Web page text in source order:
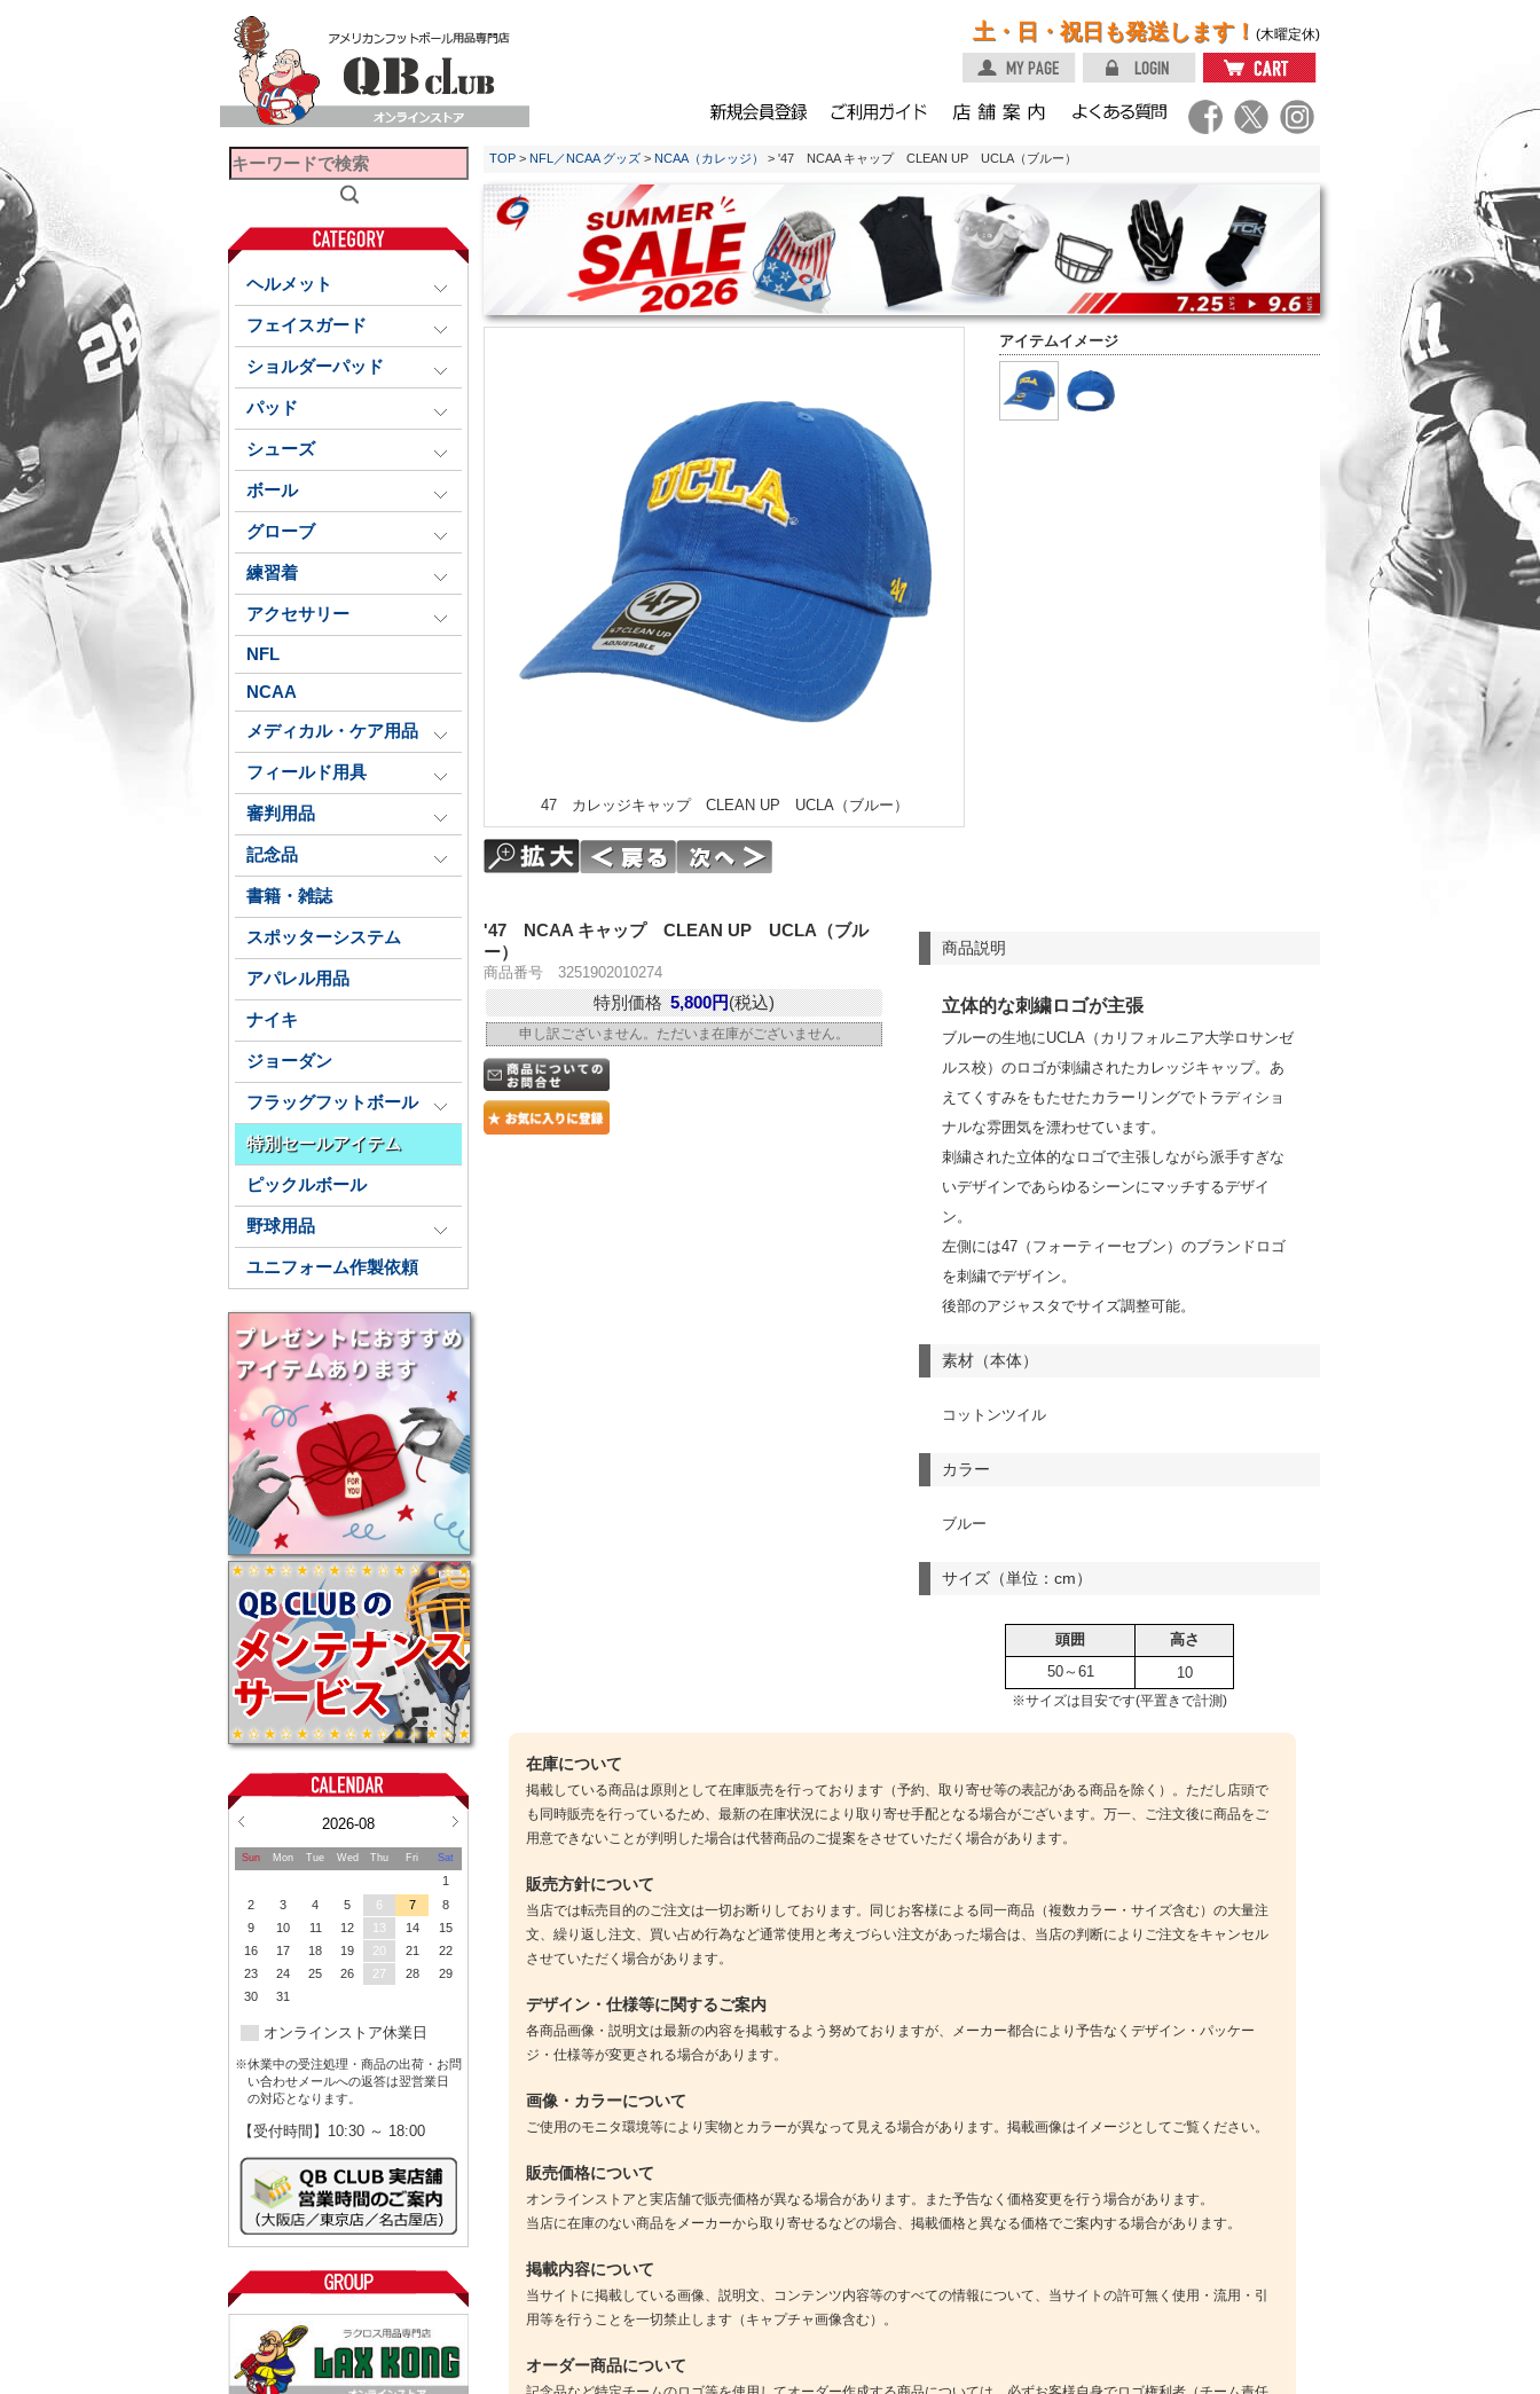
土・日・祝日も発送します！ (木曜定休)
ヘルメット
フェイスガード
ショルダーパッド
パッド
シューズ
ボール
グローブ
練習着
アクセサリー
NFL
NCAA
メディカル・ケア用品
フィールド用具
審判用品
記念品
書籍・雑誌
スポッターシステム
アパレル用品
ナイキ
ジョーダン
フラッグフットボール
特別セールアイテム
ピックルボール
野球用品
ユニフォーム作製依頼
2026-08
Sun Mon Tue Wed Thu Fri Sat
1
2
3 4 5 6 7
8
9
10 11 12 13 14
15
16
17 18 19 20 21
22
23
24 25 26 27 28
29
30
31
オンラインストア休業日
※休業中の受注処理・商品の出荷・お問
い合わせメールへの返答は翌営業日
の対応となります。
【受付時間】10:30 ～ 18:00
TOP > NFL／NCAA グッズ > NCAA（カレッジ） > '47 NCAA キャップ CLEAN UP UCLA（ブルー）
アイテムイメージ
47 カレッジキャップ CLEAN UP UCLA（ブルー）
商品説明
立体的な刺繍ロゴが主張
ブルーの生地にUCLA（カリフォルニア大学ロサンゼ
ルス校）のロゴが刺繍されたカレッジキャップ。あ
えてくすみをもたせたカラーリングでトラディショ
ナルな雰囲気を漂わせています。
刺繍された立体的なロゴで主張しながら派手すぎな
いデザインであらゆるシーンにマッチするデザイ
ン。
左側には47（フォーティーセブン）のブランドロゴ
を刺繍でデザイン。
後部のアジャスタでサイズ調整可能。
素材（本体）
コットンツイル
カラー
ブルー
サイズ（単位：cm）
頭囲
高さ
50～61
10
※サイズは目安です(平置きで計測)
'47 NCAA キャップ CLEAN UP UCLA（ブル
ー）
商品番号 3251902010274
特別価格 5,800円(税込)
申し訳ございません。ただいま在庫がございません。
在庫について
掲載している商品は原則として在庫販売を行っております（予約、取り寄せ等の表記がある商品を除く）。ただし店頭で
も同時販売を行っているため、最新の在庫状況により取り寄せ手配となる場合がございます。万一、ご注文後に商品をご
用意できないことが判明した場合は代替商品のご提案をさせていただく場合があります。
販売方針について
当店では転売目的のご注文は一切お断りしております。同じお客様による同一商品（複数カラー・サイズ含む）の大量注
文、繰り返し注文、買い占め行為など通常使用と考えづらい注文があった場合は、当店の判断によりご注文をキャンセル
させていただく場合があります。
デザイン・仕様等に関するご案内
各商品画像・説明文は最新の内容を掲載するよう努めておりますが、メーカー都合により予告なくデザイン・パッケー
ジ・仕様等が変更される場合があります。
画像・カラーについて
ご使用のモニタ環境等により実物とカラーが異なって見える場合があります。掲載画像はイメージとしてご覧ください。
販売価格について
オンラインストアと実店舗で販売価格が異なる場合があります。また予告なく価格変更を行う場合があります。
当店に在庫のない商品をメーカーから取り寄せるなどの場合、掲載価格と異なる価格でご案内する場合があります。
掲載内容について
当サイトに掲載している画像、説明文、コンテンツ内容等のすべての情報について、当サイトの許可無く使用・流用・引
用等を行うことを一切禁止します（キャプチャ画像含む）。
オーダー商品について